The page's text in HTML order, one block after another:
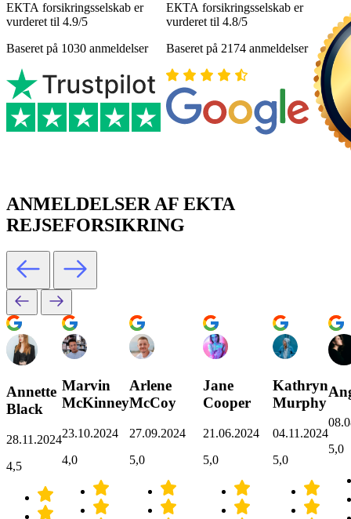
ЕКТА forsikringsselskab er
vurderet til 4.9/5
Baseret på 1030 anmeldelser
ЕКТА forsikringsselskab er
vurderet til 4.8/5
Baseret på 2174 anmeldelser
ANMELDELSER AF EKTA
REJSEFORSIKRING
Annette
Black
28.11.2024
4,5
Marvin
McKinney
23.10.2024
4,0
Arlene
McCoy
27.09.2024
5,0
Jane
Cooper
21.06.2024
5,0
Kathryn
Murphy
04.11.2024
5,0
5,0